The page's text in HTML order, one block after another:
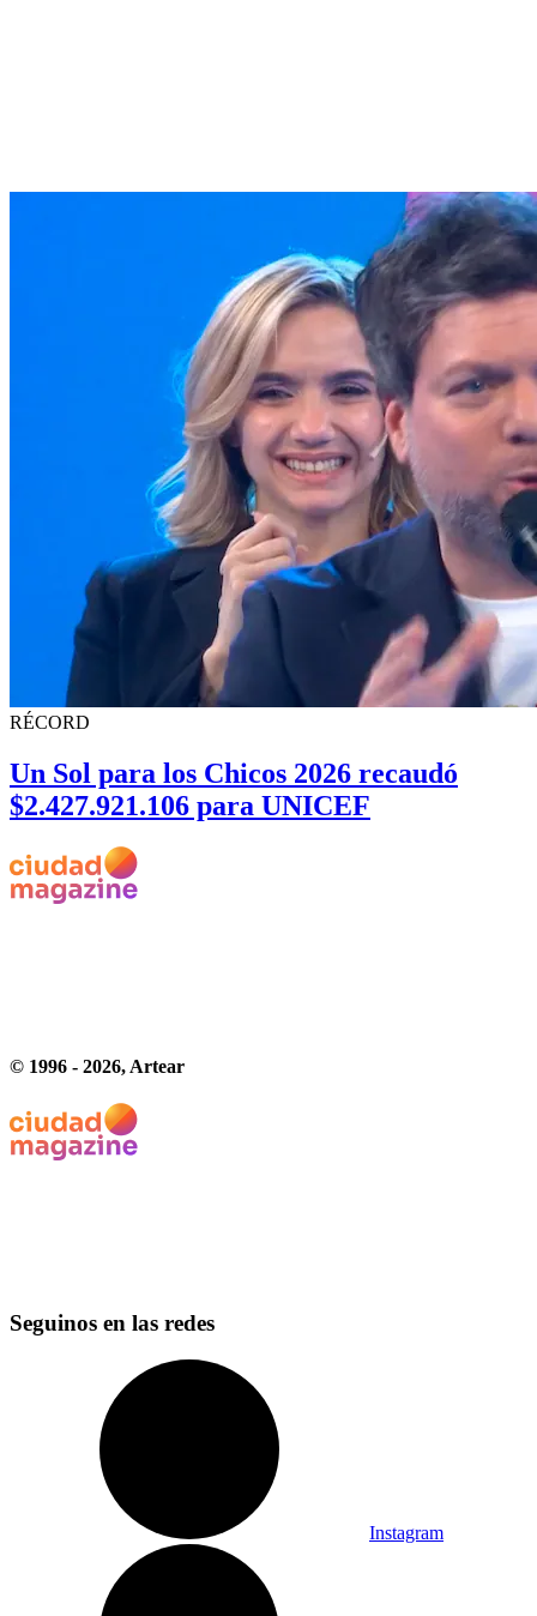
RÉCORD
Un Sol para los Chicos 2026 recaudó
$2.427.921.106 para UNICEF
© 1996 - 2026, Artear
Seguinos en las redes
Instagram